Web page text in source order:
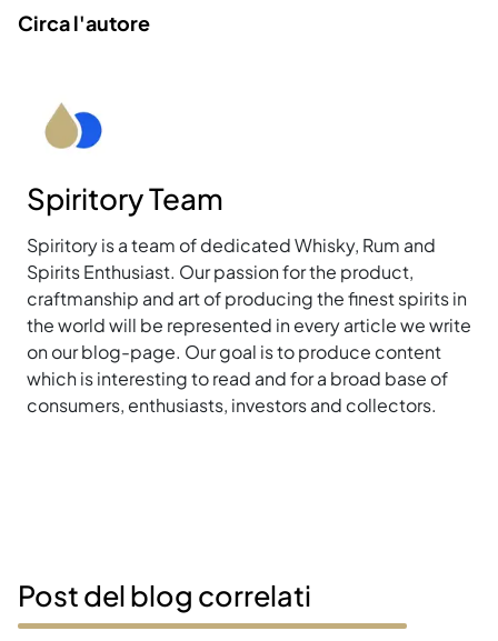
Circa l'autore
Spiritory Team
Spiritory is a team of dedicated Whisky, Rum and
Spirits Enthusiast. Our passion for the product,
craftmanship and art of producing the finest spirits in
the world will be represented in every article we write
on our blog-page. Our goal is to produce content
which is interesting to read and for a broad base of
consumers, enthusiasts, investors and collectors.
Post del blog correlati